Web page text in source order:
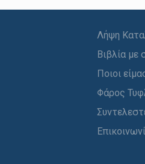
Λήψη
Βιβλία με
Ποιοι
Φάρος